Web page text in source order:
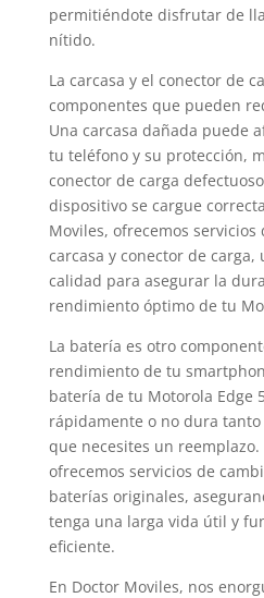
permitiéndote disfrutar de
nítido.
La carcasa y el conector de
componentes que pueden
Una carcasa dañada puede
tu teléfono y su protección,
conector de carga
dispositivo se cargue
Moviles, ofrecemos servicios
carcasa y conector de
calidad para asegurar la
rendimiento óptimo de tu
La batería es otro
rendimiento de tu
batería de tu Motorola Edge
rápidamente o no dura
que necesites un reemplazo.
ofrecemos servicios de
baterías originales,
tenga una larga vida útil y
eficiente.
En Doctor Moviles, nos